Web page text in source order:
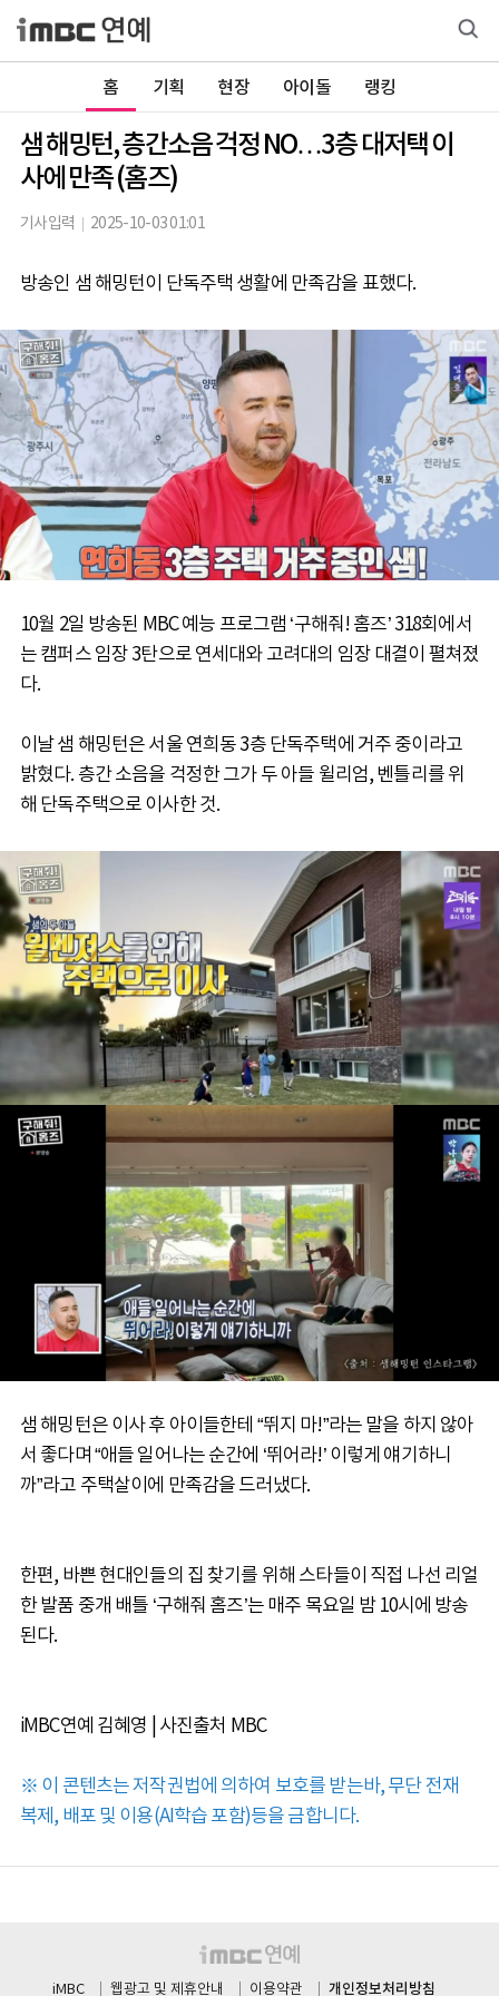
홈 기획 현장 아이돌 랭킹
샘 해밍턴, 층간소음 걱정 NO…3층 대저택 이
사에 만족 (홈즈)
기사입력 2025-10-03 01:01
방송인 샘 해밍턴이 단독주택 생활에 만족감을 표했다.
10월 2일 방송된 MBC 예능 프로그램 ‘구해줘! 홈즈’ 318회에서
는 캠퍼스 임장 3탄으로 연세대와 고려대의 임장 대결이 펼쳐졌
다.
이날 샘 해밍턴은 서울 연희동 3층 단독주택에 거주 중이라고
밝혔다. 층간 소음을 걱정한 그가 두 아들 윌리엄, 벤틀리를 위
해 단독주택으로 이사한 것.
샘 해밍턴은 이사 후 아이들한테 “뛰지 마!”라는 말을 하지 않아
서 좋다며 “애들 일어나는 순간에 ‘뛰어라!’ 이렇게 얘기하니
까”라고 주택살이에 만족감을 드러냈다.
한편, 바쁜 현대인들의 집 찾기를 위해 스타들이 직접 나선 리얼
한 발품 중개 배틀 ‘구해줘 홈즈’는 매주 목요일 밤 10시에 방송
된다.
iMBC연예 김혜영 | 사진출처 MBC
※ 이 콘텐츠는 저작권법에 의하여 보호를 받는바, 무단 전재
복제, 배포 및 이용(AI학습 포함)등을 금합니다.
iMBC 웹광고 및 제휴안내 이용약관 개인정보처리방침